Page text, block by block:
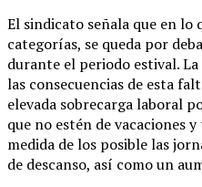
El sindicato señala que en lo
categorías, se queda por
durante el periodo estival.
las consecuencias de esta
elevada sobrecarga laboral
que no estén de vacaciones
medida de los posible las
de descanso, así como un